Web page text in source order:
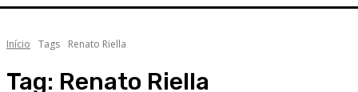
Início Tags Renato Riella
Tag: Renato Riella